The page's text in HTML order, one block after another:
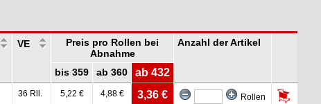
VE
Preis pro Rollen bei
Abnahme
Anzahl der Artikel
bis 359 ab 360 ab 432
36 Rll. 5,22 € 4,88 € 3,36 € Rollen